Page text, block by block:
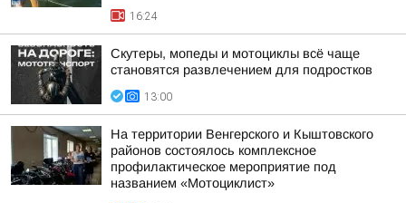
16:24
Скутеры, мопеды и мотоциклы всё чаще
становятся развлечением для подростков
13:00
На территории Венгерского и Кыштовского
районов состоялось комплексное
профилактическое мероприятие под
названием «Мотоциклист»